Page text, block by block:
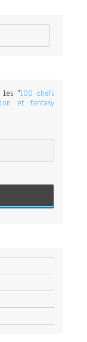
les "100 chefs
et fantasy